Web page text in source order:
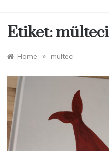
Etiket: mülteci
Home » mülteci